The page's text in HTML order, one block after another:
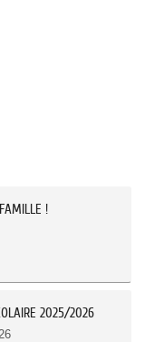
!
2025/2026